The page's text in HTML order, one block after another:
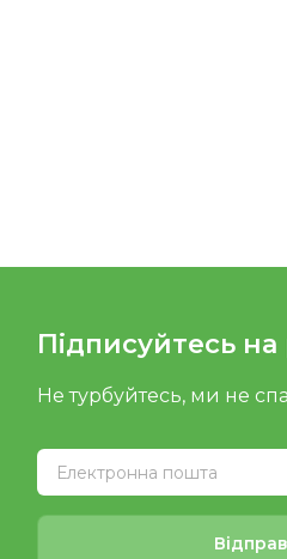
Підписуйтесь
Не турбуйтесь, ми не